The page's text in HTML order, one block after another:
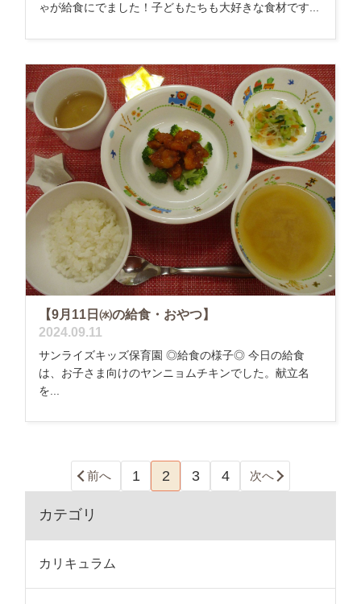
ゃが給食にでました！子どもたちも大好きな食材です...
【9月11日㈬の給食・おやつ】
2024.09.11
サンライズキッズ保育園 ◎給食の様子◎ 今日の給食
は、お子さま向けのヤンニョムチキンでした。献立名
を...
前へ 1 2 3 4 次へ
カテゴリ
カリキュラム